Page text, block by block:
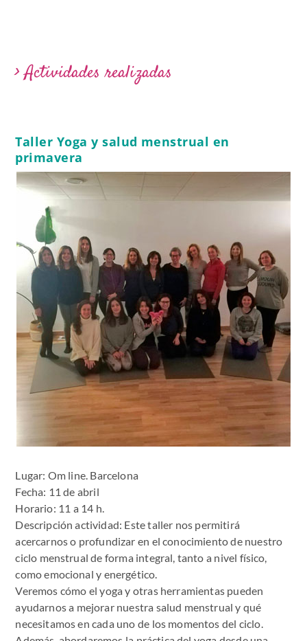
> Actividades realizadas
Taller Yoga y salud menstrual en
primavera
Lugar: Om line. Barcelona
Fecha: 11 de abril
Horario: 11 a 14 h.
Descripción actividad: Este taller nos permitirá
acercarnos o profundizar en el conocimiento de nuestro
ciclo menstrual de forma integral, tanto a nivel físico,
como emocional y energético.
Veremos cómo el yoga y otras herramientas pueden
ayudarnos a mejorar nuestra salud menstrual y qué
necesitamos en cada uno de los momentos del ciclo.